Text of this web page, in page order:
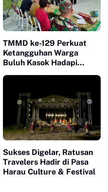
TMMD ke-129 Perkuat
Ketangguhan Warga
Buluh Kasok Hadapi
Sukses Digelar, Ratusan
Travelers Hadir di Pasa
Harau Culture & Festival